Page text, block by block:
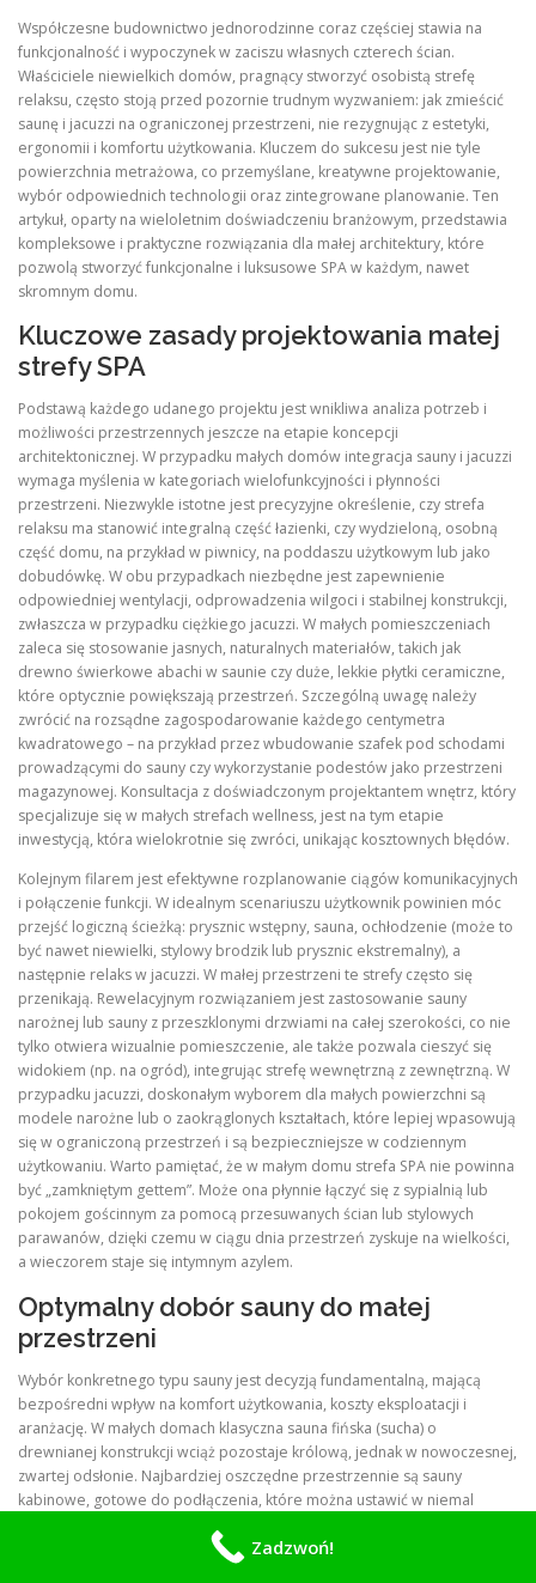
Współczesne budownictwo jednorodzinne coraz częściej stawia na
funkcjonalność i wypoczynek w zaciszu własnych czterech ścian.
Właściciele niewielkich domów, pragnący stworzyć osobistą strefę
relaksu, często stoją przed pozornie trudnym wyzwaniem: jak zmieścić
saunę i jacuzzi na ograniczonej przestrzeni, nie rezygnując z estetyki,
ergonomii i komfortu użytkowania. Kluczem do sukcesu jest nie tyle
powierzchnia metrażowa, co przemyślane, kreatywne projektowanie,
wybór odpowiednich technologii oraz zintegrowane planowanie. Ten
artykuł, oparty na wieloletnim doświadczeniu branżowym, przedstawia
kompleksowe i praktyczne rozwiązania dla małej architektury, które
pozwolą stworzyć funkcjonalne i luksusowe SPA w każdym, nawet
skromnym domu.
Kluczowe zasady projektowania małej
strefy SPA
Podstawą każdego udanego projektu jest wnikliwa analiza potrzeb i
możliwości przestrzennych jeszcze na etapie koncepcji
architektonicznej. W przypadku małych domów integracja sauny i jacuzzi
wymaga myślenia w kategoriach wielofunkcyjności i płynności
przestrzeni. Niezwykle istotne jest precyzyjne określenie, czy strefa
relaksu ma stanowić integralną część łazienki, czy wydzieloną, osobną
część domu, na przykład w piwnicy, na poddaszu użytkowym lub jako
dobudówkę. W obu przypadkach niezbędne jest zapewnienie
odpowiedniej wentylacji, odprowadzenia wilgoci i stabilnej konstrukcji,
zwłaszcza w przypadku ciężkiego jacuzzi. W małych pomieszczeniach
zaleca się stosowanie jasnych, naturalnych materiałów, takich jak
drewno świerkowe abachi w saunie czy duże, lekkie płytki ceramiczne,
które optycznie powiększają przestrzeń. Szczególną uwagę należy
zwrócić na rozsądne zagospodarowanie każdego centymetra
kwadratowego – na przykład przez wbudowanie szafek pod schodami
prowadzącymi do sauny czy wykorzystanie podestów jako przestrzeni
magazynowej. Konsultacja z doświadczonym projektantem wnętrz, który
specjalizuje się w małych strefach wellness, jest na tym etapie
inwestycją, która wielokrotnie się zwróci, unikając kosztownych błędów.
Kolejnym filarem jest efektywne rozplanowanie ciągów komunikacyjnych
i połączenie funkcji. W idealnym scenariuszu użytkownik powinien móc
przejść logiczną ścieżką: prysznic wstępny, sauna, ochłodzenie (może to
być nawet niewielki, stylowy brodzik lub prysznic ekstremalny), a
następnie relaks w jacuzzi. W małej przestrzeni te strefy często się
przenikają. Rewelacyjnym rozwiązaniem jest zastosowanie sauny
narożnej lub sauny z przeszklonymi drzwiami na całej szerokości, co nie
tylko otwiera wizualnie pomieszczenie, ale także pozwala cieszyć się
widokiem (np. na ogród), integrując strefę wewnętrzną z zewnętrzną. W
przypadku jacuzzi, doskonałym wyborem dla małych powierzchni są
modele narożne lub o zaokrąglonych kształtach, które lepiej wpasowują
się w ograniczoną przestrzeń i są bezpieczniejsze w codziennym
użytkowaniu. Warto pamiętać, że w małym domu strefa SPA nie powinna
być „zamkniętym gettem”. Może ona płynnie łączyć się z sypialnią lub
pokojem gościnnym za pomocą przesuwanych ścian lub stylowych
parawanów, dzięki czemu w ciągu dnia przestrzeń zyskuje na wielkości,
a wieczorem staje się intymnym azylem.
Optymalny dobór sauny do małej
przestrzeni
Wybór konkretnego typu sauny jest decyzją fundamentalną, mającą
bezpośredni wpływ na komfort użytkowania, koszty eksploatacji i
aranżację. W małych domach klasyczna sauna fińska (sucha) o
drewnianej konstrukcji wciąż pozostaje królową, jednak w nowoczesnej,
zwartej odsłonie. Najbardziej oszczędne przestrzennie są sauny
kabinowe, gotowe do podłączenia, które można ustawić w niemal
wielkość zaczyna się już od około 1×1 metra, mieszcząc komfortowo
Zadzwoń!